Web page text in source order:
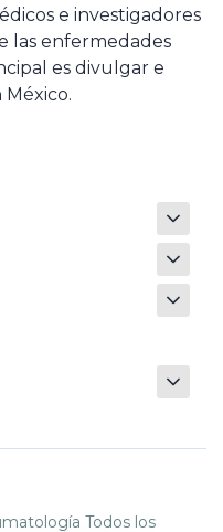
e investigadores
las enfermedades
es divulgar e
Todos los